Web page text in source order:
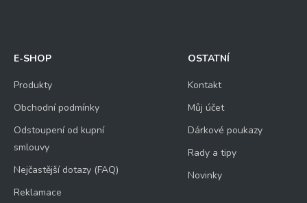
E-SHOP
Produkty
Obchodní podmínky
Odstoupení od kupní
smlouvy
Nejčastější dotazy (FAQ)
Reklamace
OSTATNÍ
Kontakt
Můj účet
Dárkové poukazy
Rady a tipy
Novinky